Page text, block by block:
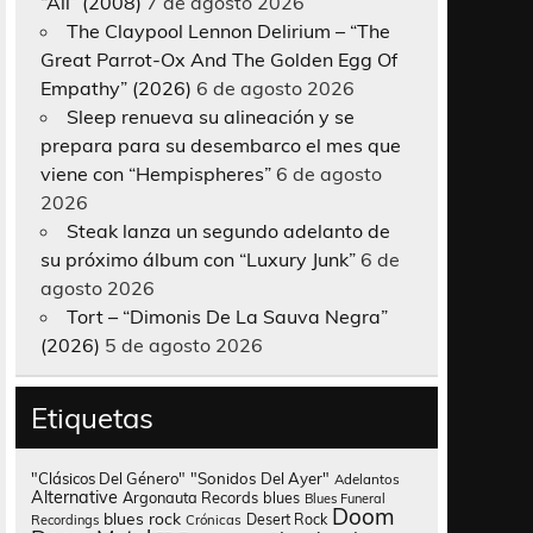
The Claypool Lennon Delirium – “The
Great Parrot-Ox And The Golden Egg Of
Empathy” (2026) 6 de agosto 2026
Sleep renueva su alineación y se
prepara para su desembarco el mes que
viene con “Hempispheres” 6 de agosto
2026
Steak lanza un segundo adelanto de
su próximo álbum con “Luxury Junk” 6 de
agosto 2026
Tort – “Dimonis De La Sauva Negra”
(2026) 5 de agosto 2026
Etiquetas
"Clásicos Del Género" "Sonidos Del Ayer" Adelantos
Alternative Argonauta Records blues Blues Funeral
Recordings blues rock Crónicas Desert Rock Doom